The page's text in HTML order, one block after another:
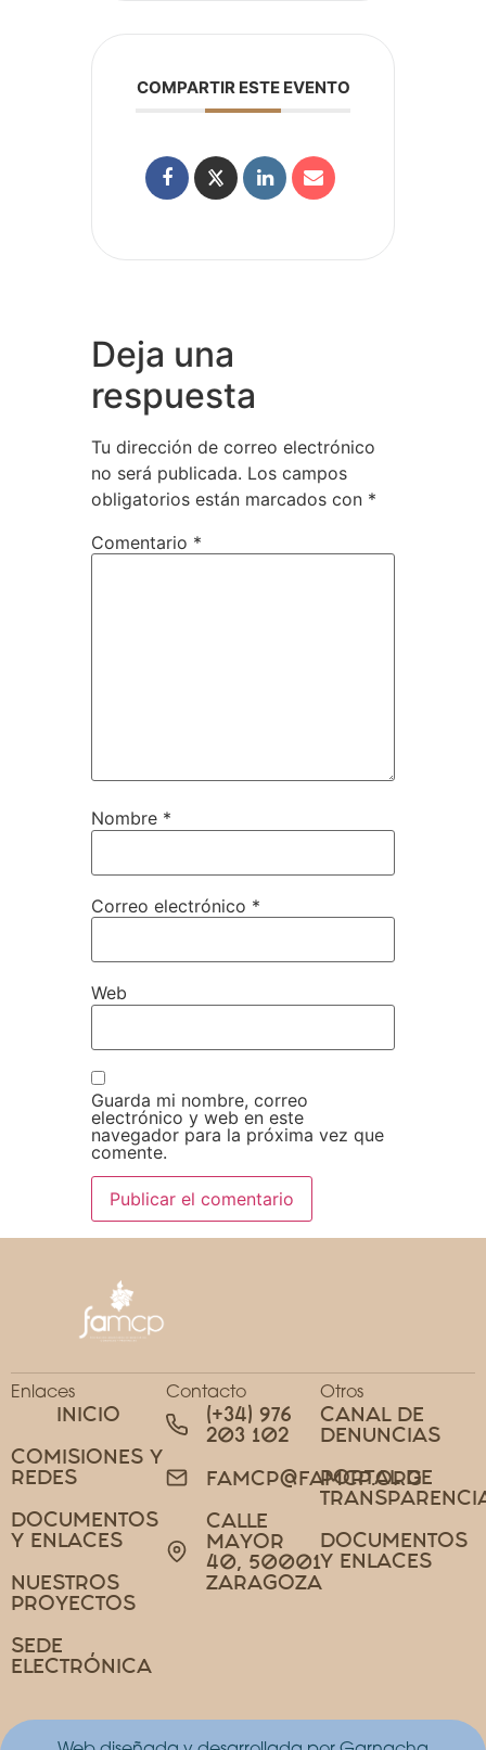
COMPARTIR ESTE EVENTO
Deja una
respuesta
Tu dirección de correo electrónico
no será publicada. Los campos
obligatorios están marcados con *
Comentario *
Nombre *
Correo electrónico *
Web
Guarda mi nombre, correo
electrónico y web en este
navegador para la próxima vez que
comente.
Enlaces
INICIO
COMISIONES Y
REDES
DOCUMENTOS
Y ENLACES
NUESTROS
PROYECTOS
SEDE
ELECTRÓNICA
Contacto
(+34) 976
203 102
FAMCP@FAMCP.ORG
CALLE
MAYOR
40, 50001
ZARAGOZA
Otros
CANAL DE
DENUNCIAS
PORTAL DE
DOCUMENTOS
Y ENLACES